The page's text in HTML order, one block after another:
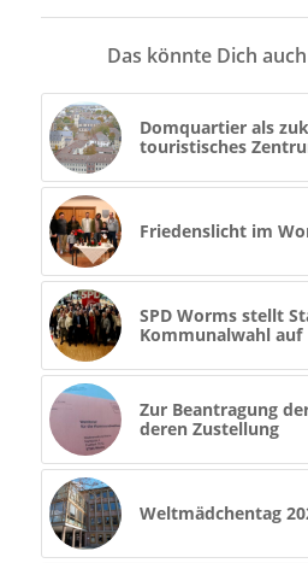
Das könnte Dich
Domquartier als
touristisches
Friedenslicht im
SPD Worms stellt
Kommunalwahl auf
Zur Beantragung
deren Zustellung
Weltmädchentag